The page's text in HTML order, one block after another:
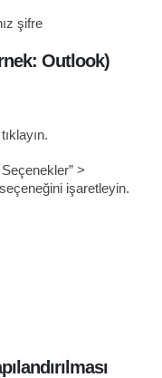
şifre
Outlook)
>
işaretleyin.